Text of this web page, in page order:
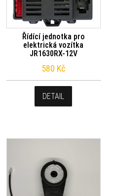
Řídící jednotka pro
elektrická vozítka
JR1630RX-12V
580 Kč
DETAIL